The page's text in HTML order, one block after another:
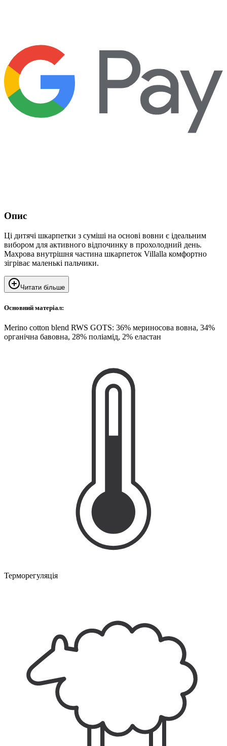
Опис
Ці дитячі шкарпетки з суміші на основі вовни є ідеальним
вибором для активного відпочинку в прохолодний день.
Махрова внутрішня частина шкарпеток Villalla комфортно
зігріває маленькі пальчики.
Читати більше
Основний матеріал:
Merino cotton blend RWS GOTS: 36% мериносова вовна, 34%
органічна бавовна, 28% поліамід, 2% еластан
Терморегуляція